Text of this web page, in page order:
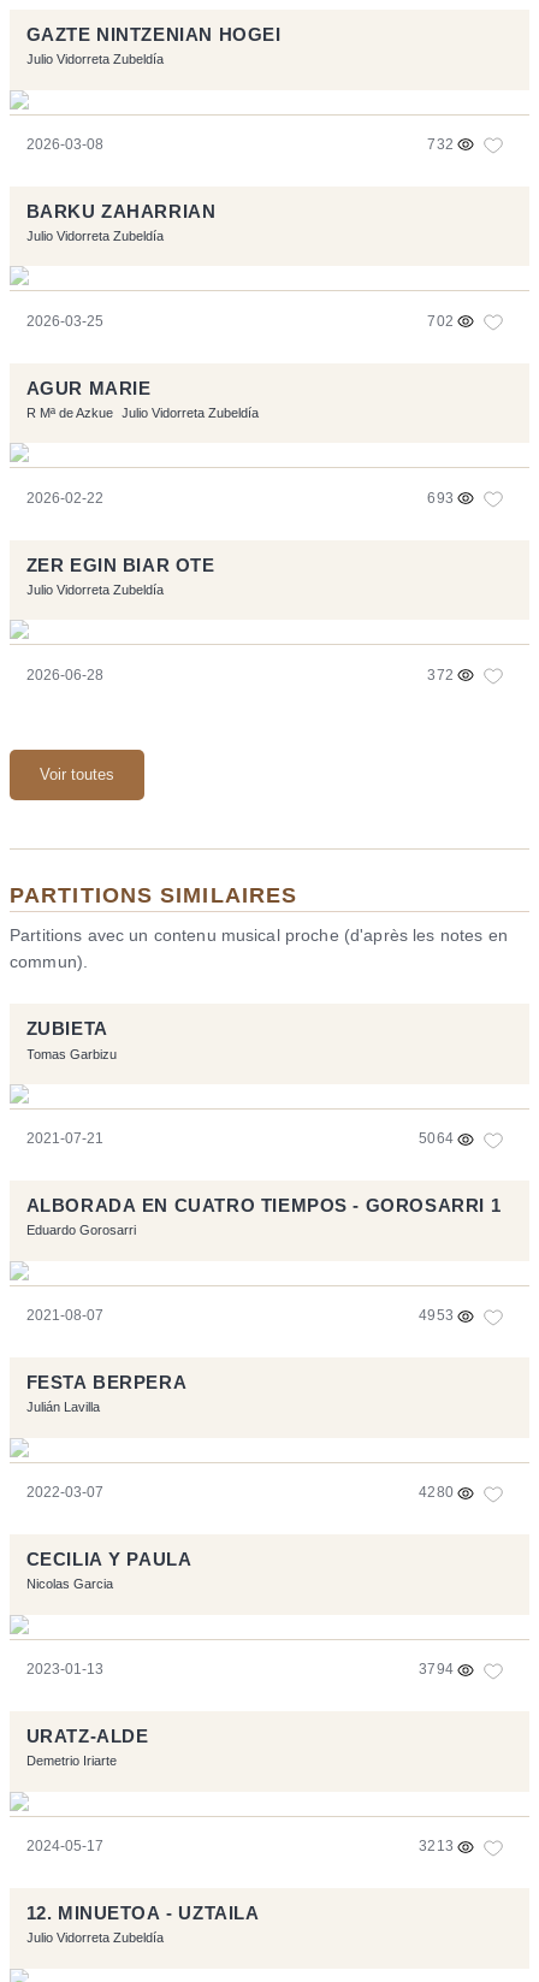
GAZTE NINTZENIAN HOGEI
Julio Vidorreta Zubeldía
2026-03-08 732
BARKU ZAHARRIAN
Julio Vidorreta Zubeldía
2026-03-25 702
AGUR MARIE
R Mª de Azkue Julio Vidorreta Zubeldía
2026-02-22 693
ZER EGIN BIAR OTE
Julio Vidorreta Zubeldía
2026-06-28 372
Voir toutes
PARTITIONS SIMILAIRES
Partitions avec un contenu musical proche (d'après les notes en
commun).
ZUBIETA
Tomas Garbizu
2021-07-21 5064
ALBORADA EN CUATRO TIEMPOS - GOROSARRI 1
Eduardo Gorosarri
2021-08-07 4953
FESTA BERPERA
Julián Lavilla
2022-03-07 4280
CECILIA Y PAULA
Nicolas Garcia
2023-01-13 3794
URATZ-ALDE
Demetrio Iriarte
2024-05-17 3213
12. MINUETOA - UZTAILA
Julio Vidorreta Zubeldía